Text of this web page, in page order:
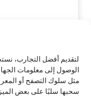
لتقديم أفضل التجارب،
الوصول إلى معلومات
مثل سلوك التصفح أو
سحبها سلبًا على بعض